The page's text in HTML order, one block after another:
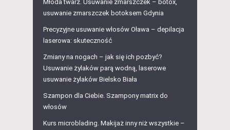
Młoda twarz. Usuwanie zmarszczek – botox,
usuwanie zmarszczek botoksem Gdynia
Precyzyjne usuwanie włosów Oława – depilacja
laserowa: skuteczność
Zmiany na nogach – jak się ich pozbyć?
Usuwanie żylaków parą wodną, laserowe
usuwanie żylaków Bielsko Biała
Szampon dla Ciebie. Szampony matrix do
włosów
Kurs microblading. Makijaż inny niż wszystkie –